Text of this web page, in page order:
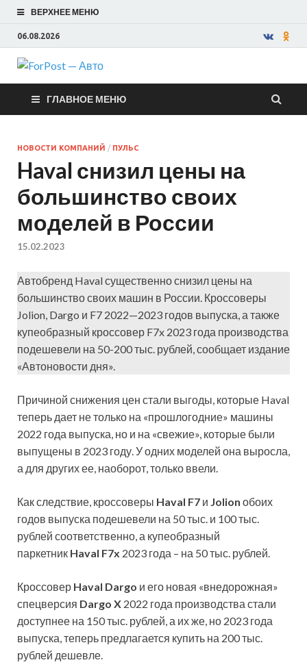
ВЕРХНЕЕ МЕНЮ
06.08.2026
ForPost —
Авто
ГЛАВНОЕ МЕНЮ
НОВОСТИ КОМПАНИЙ / ПУЛЬС
Haval снизил цены на
большинство своих
моделей в России
15.02.2023
Автобренд Haval существенно снизил цены на
большинство своих машин в России. Кроссоверы
Jolion, Dargo и F7 2022—2023 годов выпуска, а также
купеобразный кроссовер F7x 2023 года производства
подешевели на 50-200 тыс. рублей, сообщает издание
«Автоновости дня».
Причиной снижения цен стали выгоды, которые Haval
теперь дает не только на «прошлогодние» машины
2022 года выпуска, но и на «свежие», которые были
выпущены в 2023 году. У одних моделей она выросла,
а для других ее, наоборот, только ввели.
Как следствие, кроссоверы Haval F7 и Jolion обоих
годов выпуска подешевели на 50 тыс. и 100 тыс.
рублей соответственно, а купеобразный
паркетник Haval F7x 2023 года – на 50 тыс. рублей.
Кроссовер Haval Dargo и его новая «внедорожная»
спецверсия Dargo X 2022 года производства стали
доступнее на 150 тыс. рублей, а их же, но 2023 года
выпуска, теперь предлагается купить на 200 тыс.
рублей дешевле.